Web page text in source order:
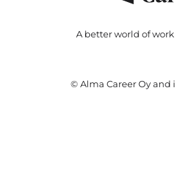
A better world of
© Alma Career Oy and